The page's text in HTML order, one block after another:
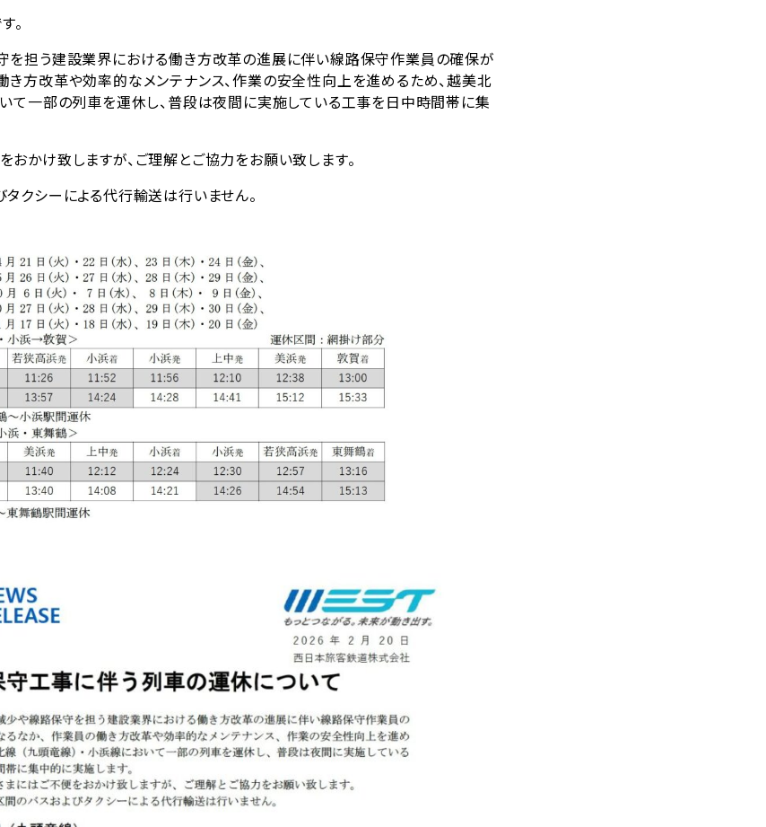
。
を担う建設業界における働き方改革の進展に伴い線路保守作業員の確保が
き方改革や効率的なメンテナンス、作業の安全性向上を進めるため、越美北
いて一部の列車を運休し、普段は夜間に実施している工事を日中時間帯に集
かけ致しますが、ご理解とご協力をお願い致します。
クシーによる代行輸送は行いません。